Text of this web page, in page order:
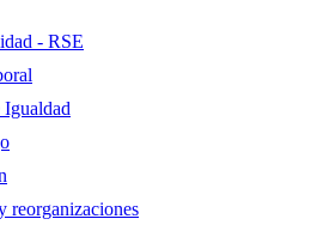
- RSE
Igualdad
reorganizaciones